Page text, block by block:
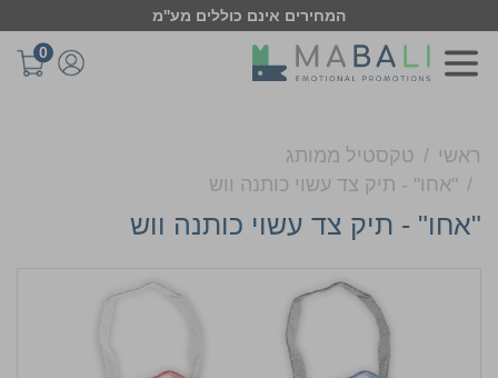
המחירים אינם כוללים מע''מ
0
ראשי
טקסטיל ממותג
"אחו" - תיק צד עשוי כותנה ווש
"אחו" - תיק צד עשוי כותנה ווש